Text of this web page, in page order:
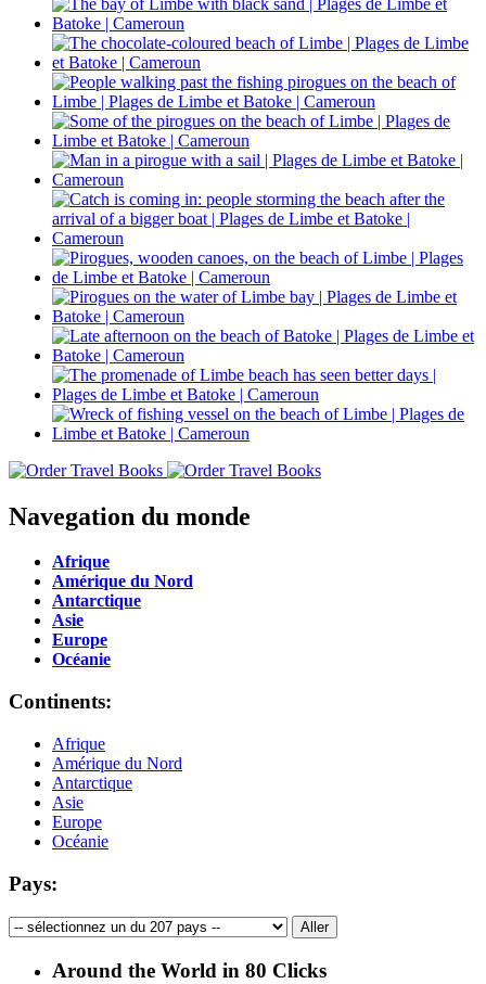
Navegation du monde
Afrique
Amérique du Nord
Antarctique
Asie
Europe
Océanie
Continents:
Afrique
Amérique du Nord
Antarctique
Asie
Europe
Océanie
Pays:
Around the World in 80 Clicks